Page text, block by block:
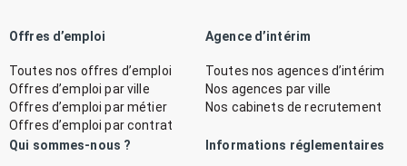
Offres d’emploi
Toutes nos offres d’emploi
Offres d’emploi par ville
Offres d’emploi par métier
Offres d’emploi par contrat
Agence d’intérim
Toutes nos agences d’intérim
Nos agences par ville
Nos cabinets de recrutement
Qui sommes-nous ? Informations réglementaires